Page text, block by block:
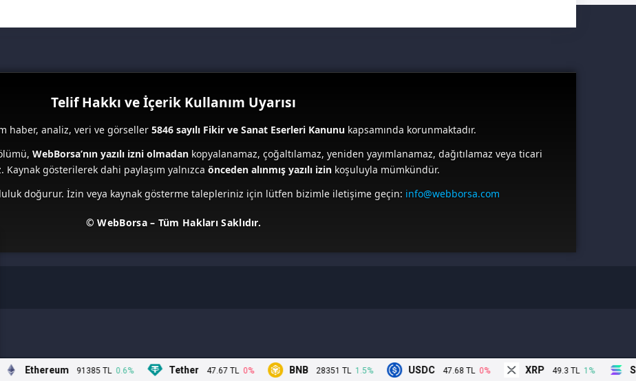
Telif Hakkı ve İçerik Kullanım Uyarısı
haber, analiz, veri ve görseller 5846 sayılı Fikir ve Sanat Eserleri Kanunu kapsamında korunmaktadır.
WebBorsa’nın yazılı izni olmadan kopyalanamaz, çoğaltılamaz, yeniden yayımlanamaz, dağıtılamaz veya ticari
Kaynak gösterilerek dahi paylaşım yalnızca önceden alınmış yazılı izin koşuluyla mümkündür.
doğurur. İzin veya kaynak gösterme talepleriniz için lütfen bizimle iletişime geçin: info@webborsa.com
© WebBorsa – Tüm Hakları Saklıdır.
Ethereum 91385 TL 0.6% Tether 47.67 TL 0% BNB 28351 TL 1.5% USDC 47.68 TL 0% XRP 49.3 TL 1%